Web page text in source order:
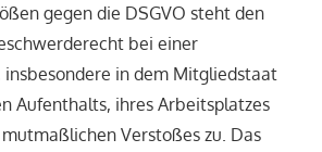
gegen die DSGVO steht den
bei einer
insbesondere in dem Mitgliedstaat
Aufenthalts, ihres Arbeitsplatzes
Verstoßes zu. Das